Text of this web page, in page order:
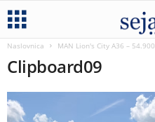
Naslovnica MAN Lion's City A36 –
Clipboard09